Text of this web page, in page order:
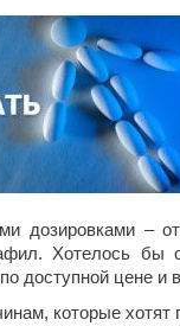
дозировками –
Хотелось бы
доступной цене и
которые хотят